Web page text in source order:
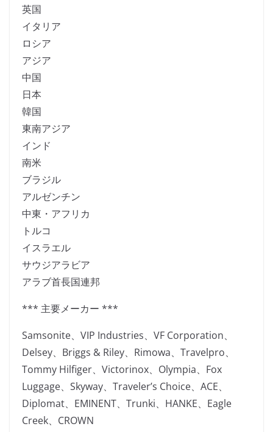
英国
イタリア
ロシア
アジア
中国
日本
韓国
東南アジア
インド
南米
ブラジル
アルゼンチン
中東・アフリカ
トルコ
イスラエル
サウジアラビア
アラブ首長国連邦
*** 主要メーカー ***
Samsonite、VIP Industries、VF Corporation、
Delsey、Briggs & Riley、Rimowa、Travelpro、
Tommy Hilfiger、Victorinox、Olympia、Fox
Luggage、Skyway、Traveler’s Choice、ACE、
Diplomat、EMINENT、Trunki、HANKE、Eagle
Creek、CROWN